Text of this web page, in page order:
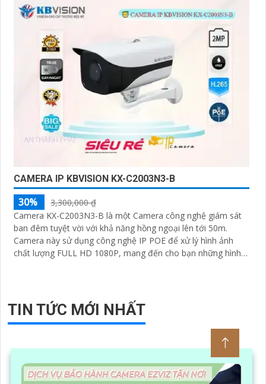
CAMERA IP KBVISION KX-C2003N3-B
30%
3,300,000 ₫
Camera KX-C2003N3-B là một Camera công nghệ giám sát
ban đêm tuyệt vời với khả năng hồng ngoại lên tới 50m.
Camera này sử dụng công nghệ IP POE để xử lý hình ảnh
chất lượng FULL HD 1080P, mang đến cho bạn những hình
TIN TỨC MỚI NHẤT